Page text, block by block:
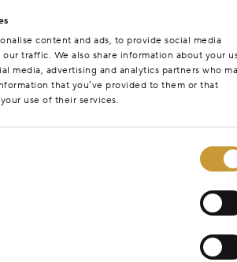
content and ads, to provide social media
our traffic. We also share information about your
media, advertising and analytics partners who
that you’ve provided to them or that
use of their services.